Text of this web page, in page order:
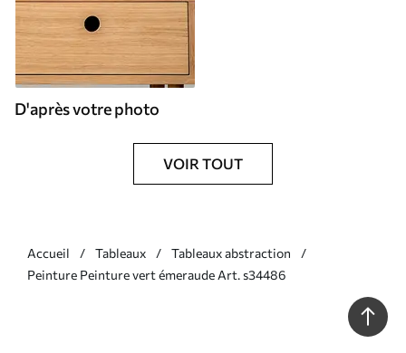
D'après votre photo
VOIR TOUT
Accueil Tableaux
Tableaux abstraction
Peinture Peinture vert émeraude Art. s34486